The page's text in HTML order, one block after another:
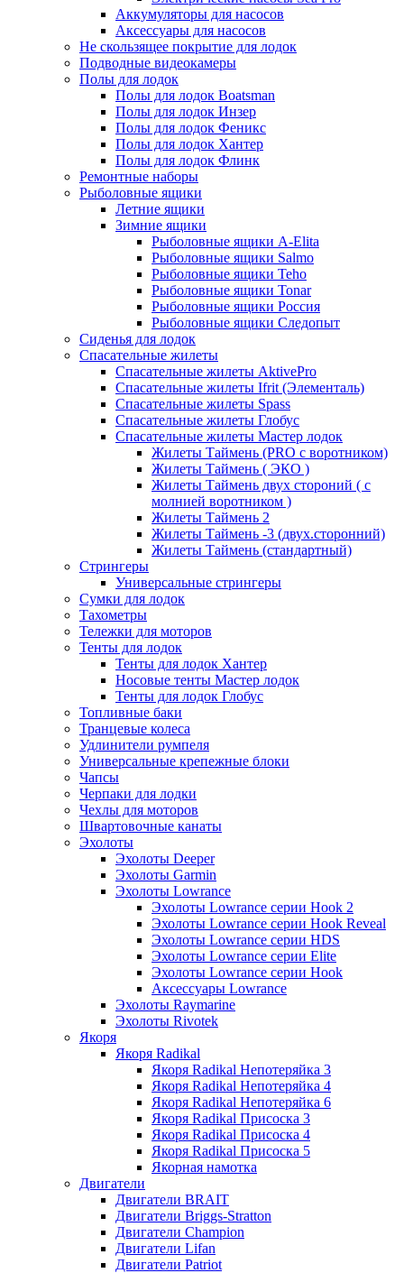
Аккумуляторы для насосов
Аксессуары для насосов
Не скользящее покрытие для лодок
Подводные видеокамеры
Полы для лодок
Полы для лодок Boatsman
Полы для лодок Инзер
Полы для лодок Феникс
Полы для лодок Хантер
Полы для лодок Флинк
Ремонтные наборы
Рыболовные ящики
Летние ящики
Зимние ящики
Рыболовные ящики A-Elita
Рыболовные ящики Salmo
Рыболовные ящики Teho
Рыболовные ящики Tonar
Рыболовные ящики Россия
Рыболовные ящики Следопыт
Сиденья для лодок
Спасательные жилеты
Спасательные жилеты AktivePro
Спасательные жилеты Ifrit (Элементаль)
Спасательные жилеты Spass
Спасательные жилеты Глобус
Спасательные жилеты Мастер лодок
Жилеты Таймень (PRO c воротником)
Жилеты Таймень ( ЭКО )
Жилеты Таймень двух стороний ( с
молнией воротником )
Жилеты Таймень 2
Жилеты Таймень -3 (двух.сторонний)
Жилеты Таймень (стандартный)
Стрингеры
Универсальные стрингеры
Сумки для лодок
Тахометры
Тележки для моторов
Тенты для лодок
Тенты для лодок Хантер
Носовые тенты Мастер лодок
Тенты для лодок Глобус
Топливные баки
Транцевые колеса
Удлинители румпеля
Универсальные крепежные блоки
Чапсы
Черпаки для лодки
Чехлы для моторов
Швартовочные канаты
Эхолоты
Эхолоты Deeper
Эхолоты Garmin
Эхолоты Lowrance
Эхолоты Lowrance серии Hook 2
Эхолоты Lowrance серии Hook Reveal
Эхолоты Lowrance серии HDS
Эхолоты Lowrance серии Elite
Эхолоты Lowrance серии Hook
Аксессуары Lowrance
Эхолоты Raymarine
Эхолоты Rivotek
Якоря
Якоря Radikal
Якоря Radikal Непотеряйка 3
Якоря Radikal Непотеряйка 4
Якоря Radikal Непотеряйка 6
Якоря Radikal Присоска 3
Якоря Radikal Присоска 4
Якоря Radikal Присоска 5
Якорная намотка
Двигатели
Двигатели BRAIT
Двигатели Briggs-Stratton
Двигатели Champion
Двигатели Lifan
Двигатели Patriot